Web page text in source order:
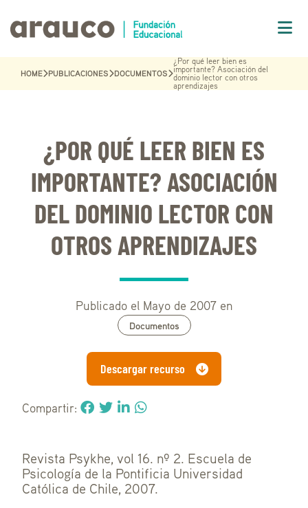
HOME PUBLICACIONES DOCUMENTOS
¿Por qué leer bien es
importante? Asociación del
dominio lector con otros
aprendizajes
¿POR QUÉ LEER BIEN ES
IMPORTANTE? ASOCIACIÓN
DEL DOMINIO LECTOR CON
OTROS APRENDIZAJES
Publicado el Mayo de 2007 en
Documentos
Descargar recurso
Compartir:
Revista Psykhe, vol 16. nº 2. Escuela de
Psicología de la Pontificia Universidad
Católica de Chile, 2007.